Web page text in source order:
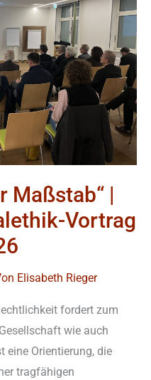
Maßstab“ |
Vortrag
Elisabeth Rieger
fordert zum
wie auch
eine Orientierung, die
tragfähigen